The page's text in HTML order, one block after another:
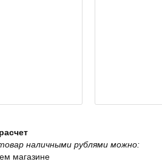
наличными рублями можно:
магазине